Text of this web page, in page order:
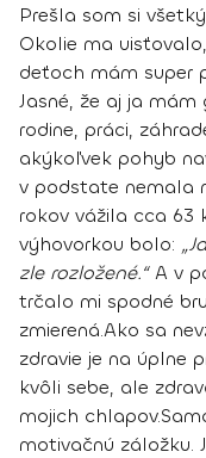
Prešla som si
Okolie ma
deťoch mám super
Jasné, že aj ja
rodine, práci,
akýkoľvek pohyb
v podstate nemala
rokov vážila cca 63
výhovorkou bolo:
zle rozložené.“A v
trčalo mi spodné
zmierená.Ako sa
zdravie je na úplne
kvôli sebe, ale
mojich chlapov.
motivačnú záložku.